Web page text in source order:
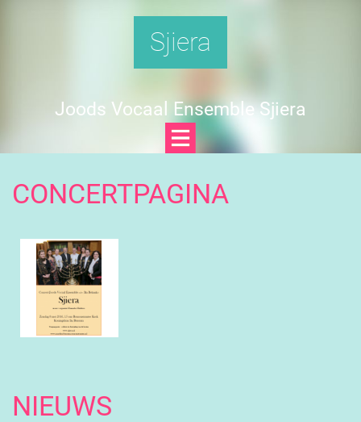
Sjiera
Joods Vocaal Ensemble Sjiera
CONCERTPAGINA
NIEUWS